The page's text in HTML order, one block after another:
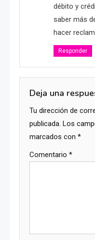
débito y
saber más
hacer
Responder
Deja una
Tu dirección de
publicada. Los
marcados con *
Comentario *